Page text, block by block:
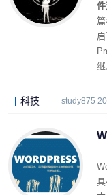
件
继
科技 study875